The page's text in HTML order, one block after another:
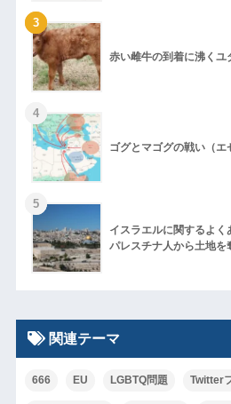
3
赤い雌牛の到着に沸くユ
4
ゴグとマゴグの戦い（
5
イスラエルに関するよ
パレスチナ人から土地を
関連テーマ
666 EU LGBTQ問題 Twitter